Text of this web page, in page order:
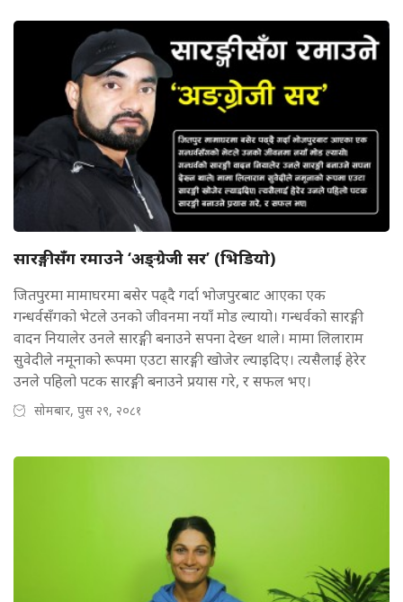
सारङ्गीसँग रमाउने ‘अङ्ग्रेजी सर’ (भिडियाे)
जितपुरमा मामाघरमा बसेर पढ्दै गर्दा भोजपुरबाट आएका एक
गन्धर्वसँगको भेटले उनको जीवनमा नयाँ मोड ल्यायो। गन्धर्वको सारङ्गी
वादन नियालेर उनले सारङ्गी बनाउने सपना देख्न थाले। मामा लिलाराम
सुवेदीले नमूनाको रूपमा एउटा सारङ्गी खोजेर ल्याइदिए। त्यसैलाई हेरेर
उनले पहिलो पटक सारङ्गी बनाउने प्रयास गरे, र सफल भए।
सोमबार, पुस २९, २०८१